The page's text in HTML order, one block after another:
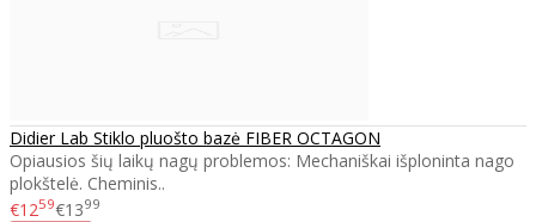
Didier Lab Stiklo pluošto bazė FIBER OCTAGON
Opiausios šių laikų nagų problemos: Mechaniškai išploninta nago
plokštelė. Cheminis..
€1259€1399